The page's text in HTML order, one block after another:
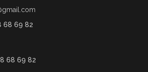
68 69 82
68 69 82